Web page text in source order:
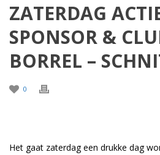
ZATERDAG
SPONSOR &
BORREL –
0
Het gaat zaterdag een drukke dag